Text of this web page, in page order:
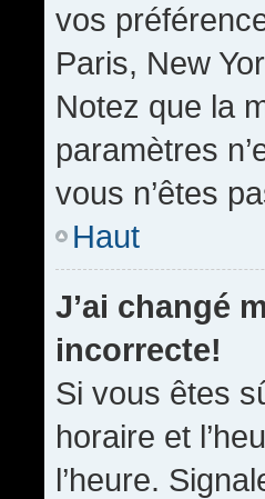
vos
Paris, New
Notez que la
paramètres
vous n’êtes
Haut
J’ai changé
incorrecte!
Si vous êtes
horaire et
l’heure.